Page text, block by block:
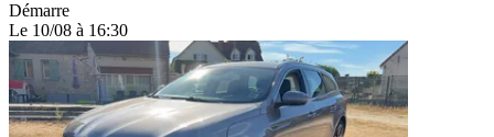
Démarre
Le 10/08 à 16:30